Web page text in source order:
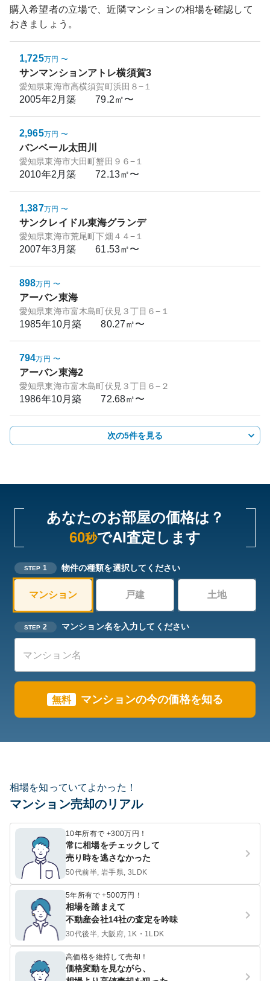
購入希望者の立場で、近隣マンションの相場を確認して
おきましょう。
1,725万円 〜
サンマンションアトレ横須賀3
愛知県東海市高横須賀町浜田８−１
2005年2月築 79.2㎡〜
2,965万円 〜
バンベール太田川
愛知県東海市大田町蟹田９６−１
2010年2月築 72.13㎡〜
1,387万円 〜
サンクレイドル東海グランデ
愛知県東海市荒尾町下畑４４−１
2007年3月築 61.53㎡〜
898万円 〜
アーバン東海
愛知県東海市富木島町伏見３丁目６−１
1985年10月築 80.27㎡〜
794万円 〜
アーバン東海2
愛知県東海市富木島町伏見３丁目６−２
1986年10月築 72.68㎡〜
次の5件を見る
あなたのお部屋の価格は？
60秒でAI査定します
STEP 1 物件の種類を選択してください
マンション 戸建 土地
STEP 2 マンション名を入力してください
無料 マンションの今の価格を知る
相場を知っていてよかった！
マンション売却のリアル
10年所有で +300万円！
常に相場をチェックして
売り時を逃さなかった
50代前半, 岩手県, 3LDK
5年所有で +500万円！
相場を踏まえて
不動産会社14社の査定を吟味
30代後半, 大阪府, 1K・1LDK
高価格を維持して売却！
価格変動を見ながら、